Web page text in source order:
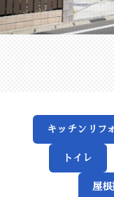
キッチンリフ
トイレ
屋